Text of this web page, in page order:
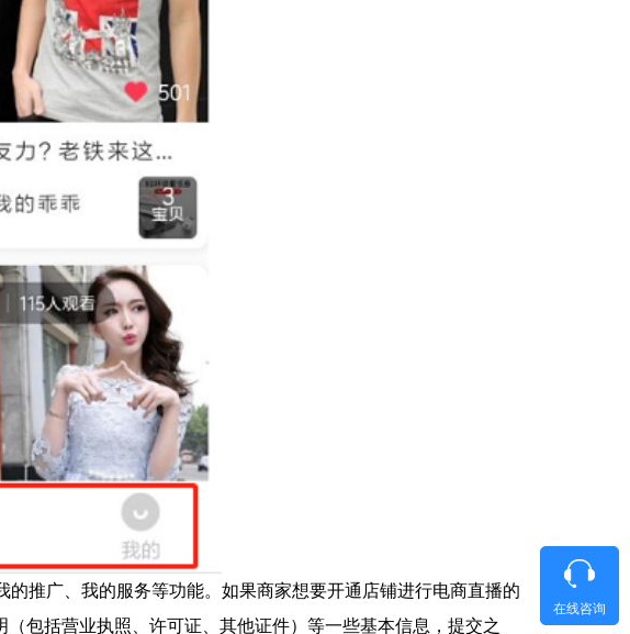
推广、我的服务等功能。如果商家想要开通店铺进行电商直播的
包括营业执照、许可证、其他证件）等一些基本信息，提交之
在线咨询